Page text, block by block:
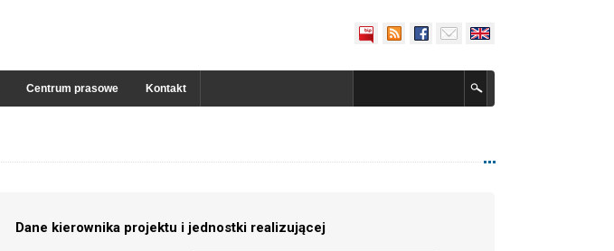
Centrum prasowe Kontakt
Dane kierownika projektu i jednostki realizującej